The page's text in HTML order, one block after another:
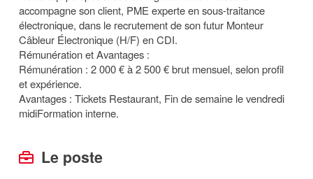
accompagne son client, PME experte en sous-traitance
électronique, dans le recrutement de son futur Monteur
Câbleur Électronique (H/F) en CDI.
Rémunération et Avantages :
Rémunération : 2 000 € à 2 500 € brut mensuel, selon profil
et expérience.
Avantages : Tickets Restaurant, Fin de semaine le vendredi
midiFormation interne.
Le poste